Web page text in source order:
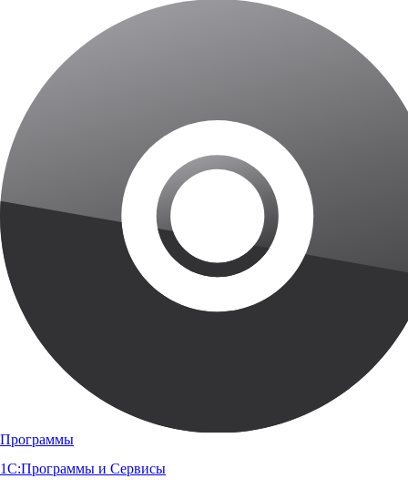
Программы
1С:Программы и Сервисы